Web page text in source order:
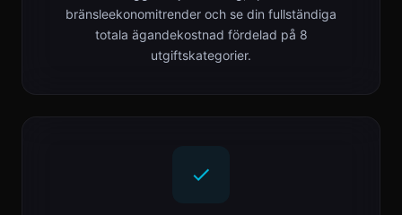
bränsleekonomitrender och se din fullständiga
totala ägandekostnad fördelad på 8
utgiftskategorier.